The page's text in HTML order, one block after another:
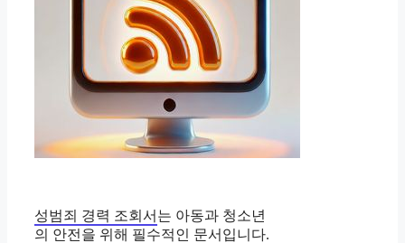
성범죄 경력 조회서 는 아동과 청소년
의 안전을 위해 필수적인 문서입니다.